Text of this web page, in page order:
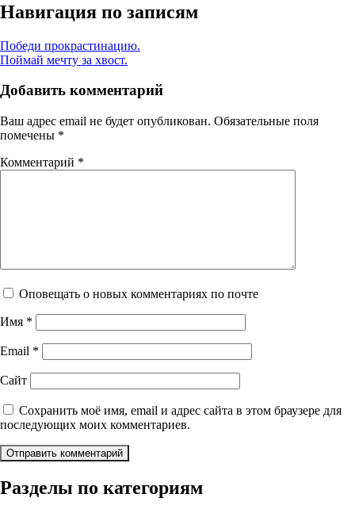
Навигация по записям
Победи прокрастинацию.
Поймай мечту за хвост.
Добавить комментарий
Ваш адрес email не будет опубликован. Обязательные поля
помечены *
Комментарий *
Оповещать о новых комментариях по почте
Имя *
Email *
Сайт
Сохранить моё имя, email и адрес сайта в этом браузере для
последующих моих комментариев.
Разделы по категориям